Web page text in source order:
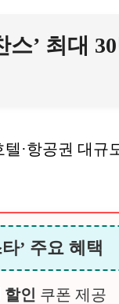
스’ 최대
·항공권 대
’ 주요 혜택
할인 쿠폰 제공